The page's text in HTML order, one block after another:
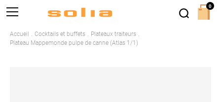
Accueil Cocktails et buffets
Plateaux traiteurs
Plateau Mappemonde pulpe de canne (Atlas 1/1)
0